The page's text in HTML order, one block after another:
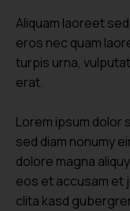
Aliquam laoreet
eros nec quam
turpis urna,
erat.
Lorem ipsum dolor
sed diam nonumy
dolore magna
eos et accusam et
clita kasd